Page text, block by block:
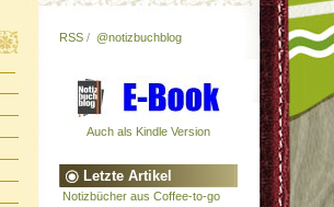
RSS / @notizbuchblog
Auch als Kindle Version
Letzte Artikel
Notizbücher aus Coffee-to-go